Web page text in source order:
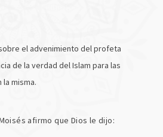
el advenimiento del profeta
de la verdad del Islam para las
misma.
afirmo que Dios le dijo: